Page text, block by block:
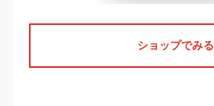
ショップでみる